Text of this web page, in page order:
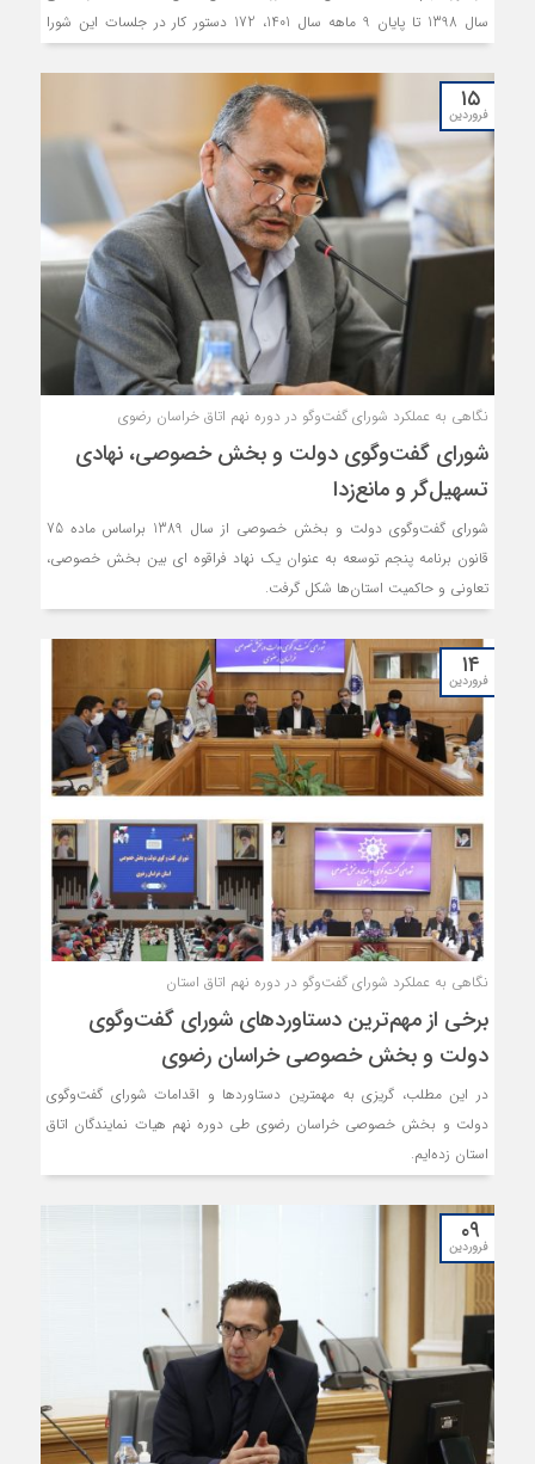
سال 1398 تا پایان 9 ماهه سال 1401، 172 دستور کار در جلسات این شورا
بررسی شده است.
۱۵
فروردین
نگاهی به عملکرد شورای گفت‌وگو در دوره نهم اتاق خراسان رضوی
شورای گفت‌وگوی دولت و بخش خصوصی، نهادی
تسهیل‌گر و مانع‌زدا
شورای گفت‌وگوی دولت و بخش خصوصی از سال 1389 براساس ماده 75
قانون برنامه پنجم توسعه به عنوان یک نهاد فراقوه ای بین بخش خصوصی،
تعاونی و حاکمیت استان‌ها شکل گرفت.
۱۴
فروردین
نگاهی به عملکرد شورای گفت‌وگو در دوره نهم اتاق استان
برخی از مهم‌ترین دستاوردهای شورای گفت‌وگوی
دولت و بخش خصوصی خراسان رضوی
در این مطلب، گریزی به مهمترین دستاوردها و اقدامات شورای گفت‌وگوی
دولت و بخش خصوصی خراسان رضوی طی دوره نهم هیات نمایندگان اتاق
استان زده‌ایم.
۰۹
فروردین